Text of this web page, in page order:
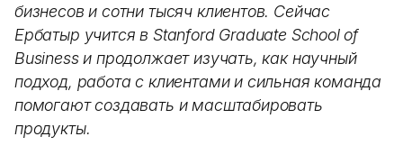
бизнесов и сотни тысяч клиентов. Сейчас
Ербатыр учится в Stanford Graduate School of
Business и продолжает изучать, как научный
подход, работа с клиентами и сильная команда
помогают создавать и масштабировать
продукты.